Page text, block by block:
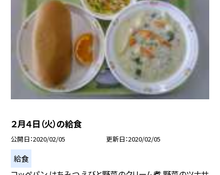
２月４日（火）の給食
公開日 2020/02/05 更新日 2020/02/05
給食